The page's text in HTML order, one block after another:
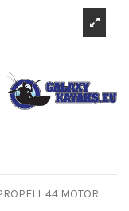
44 MOTOR